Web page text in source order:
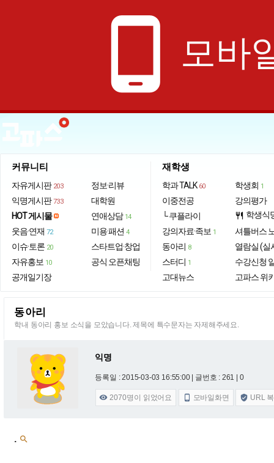
phone_android 모바
커뮤니티
자유게시판 203
익명게시판 733
HOT 게시물
웃음·연재 72
이슈·토론 20
자유홍보 10
공개일기장
정보·리뷰
대학원
연애상담 14
미용·패션 4
스타트업·창업
공식 오픈채팅
재학생
학과 TALK 60
이중전공
└ 쿠플라이
강의자료·족보 1
동아리 8
스터디 1
고대뉴스
학생회 1
강의평가
restaurant 학생식
셔틀버스
열람실 (실
수강신청
고파스 위
동아리
학내 동아리 홍보 소식을 모았습니다. 제목에 특수문자는 자제해주세요.
익명
등록일 : 2015-03-03 16:55:00 | 글번호 : 261 | 0
 2070명이 읽었어요  모바일화면  URL
. 